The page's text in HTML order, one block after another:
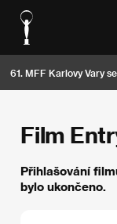
61. MFF Karlovy Vary
Film
Přihlašování
bylo ukončeno.